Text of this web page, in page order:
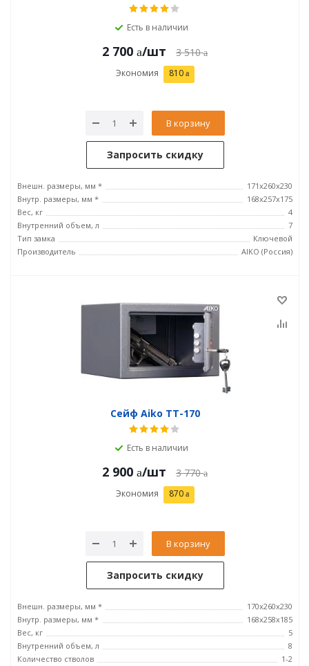
Есть в наличии
2 700 /шт 3 510
Экономия 810
В корзину
Запросить скидку
Внешн. размеры, мм *
171x260x230
Внутр. размеры, мм *
168x257x175
Вес, кг
4
Внутренний объем, л
7
Тип замка
Ключевой
Производитель
AIKO (Россия)
Сейф Aiko ТТ-170
Есть в наличии
2 900 /шт 3 770
Экономия 870
В корзину
Запросить скидку
Внешн. размеры, мм *
170x260x230
Внутр. размеры, мм *
168x258x185
Вес, кг
5
Внутренний объем, л
8
Количество стволов
1-2